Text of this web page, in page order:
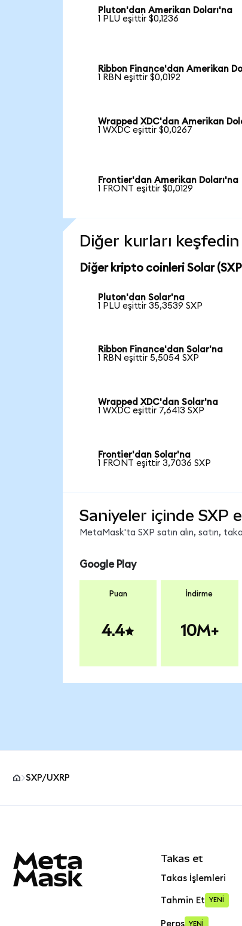
Pluton'dan Amerikan Doları'na
1 PLU eşittir $0,1236
Ribbon Finance'dan Amerikan
1 RBN eşittir $0,0192
Wrapped XDC'dan Amerikan
1 WXDC eşittir $0,0267
Frontier'dan Amerikan Doları'na
1 FRONT eşittir $0,0129
Diğer kurları keşfedin
Diğer kripto coinleri Solar
Pluton'dan Solar'na
1 PLU eşittir 35,3539 SXP
Ribbon Finance'dan Solar'na
1 RBN eşittir 5,5054 SXP
Wrapped XDC'dan Solar'na
1 WXDC eşittir 7,6413 SXP
Frontier'dan Solar'na
1 FRONT eşittir 3,7036 SXP
Saniyeler içinde SXP
MetaMask'ta SXP satın alın, satın,
Google Play
Puan
4.4
İndirme
10M+
SXP/UXRP
Takas et
Takas İşlemleri
Tahmin Et YENİ
Perps YENİ